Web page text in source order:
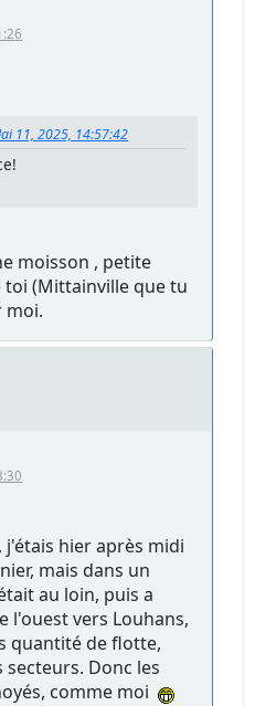
11, 2025, 14:57:42
moisson , petite
(Mittainville que tu
moi.
j'étais hier après midi
mais dans un
au loin, puis a
l'ouest vers Louhans,
quantité de flotte,
Donc les
comme moi